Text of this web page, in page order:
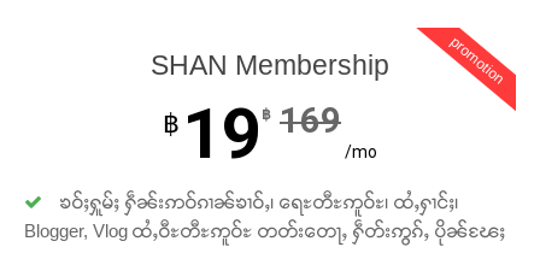
Support SHAN
promotion
SHAN Membership
฿ 19 ฿ 169
/mo
ၶဝ်ႈႁူမ်ႈ ႁဵၼ်းဢဝ်ၵၢၼ်ၶၢဝ်ႇ၊ ရေႊတီႊဢူဝ်ႊ၊ ထႆႇႁၢင်ႈ၊
Blogger, Vlog ထႆႇဝီႊတီႊဢူဝ်ႊ တတ်းတေႃႇ ႁဵတ်းဢွၵ်ႇ ပိုၼ်ၽႄႈ